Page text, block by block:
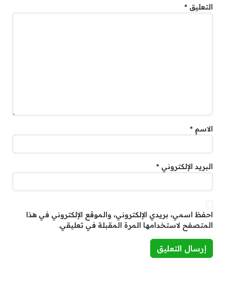
التعليق *
الاسم *
البريد الإلكتروني *
احفظ اسمي، بريدي الإلكتروني، والموقع الإلكتروني في هذا
المتصفح لاستخدامها المرة المقبلة في تعليقي.